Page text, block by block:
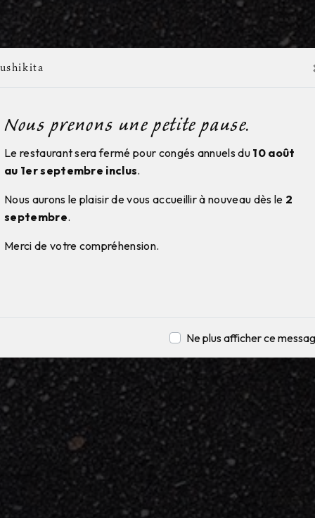
Nous prenons une petite pause.
Le restaurant sera fermé pour congés annuels du 10 août
au 1er septembre inclus.
Nous aurons le plaisir de vous accueillir à nouveau dès le 2
septembre.
Merci de votre compréhension.
Ne plus afficher ce